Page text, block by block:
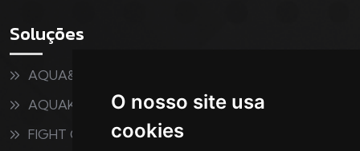
O nosso site usa
cookies
Soluções
AQUA&FITNESS
AQUAKIDS
FIGHT CLUB